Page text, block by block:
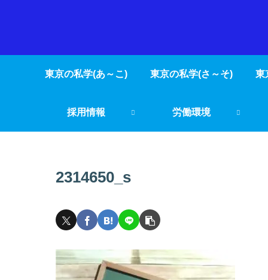
東京の私学(あ～こ) 東京の私学(さ～そ) 東
採用情報 労働環境
2314650_s